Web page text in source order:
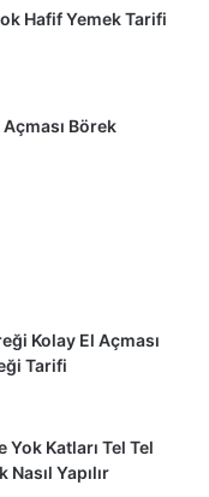
Hafif Yemek Tarifi
Börek
Kolay El Açması
Tarifi
Katları Tel Tel
Yapılır